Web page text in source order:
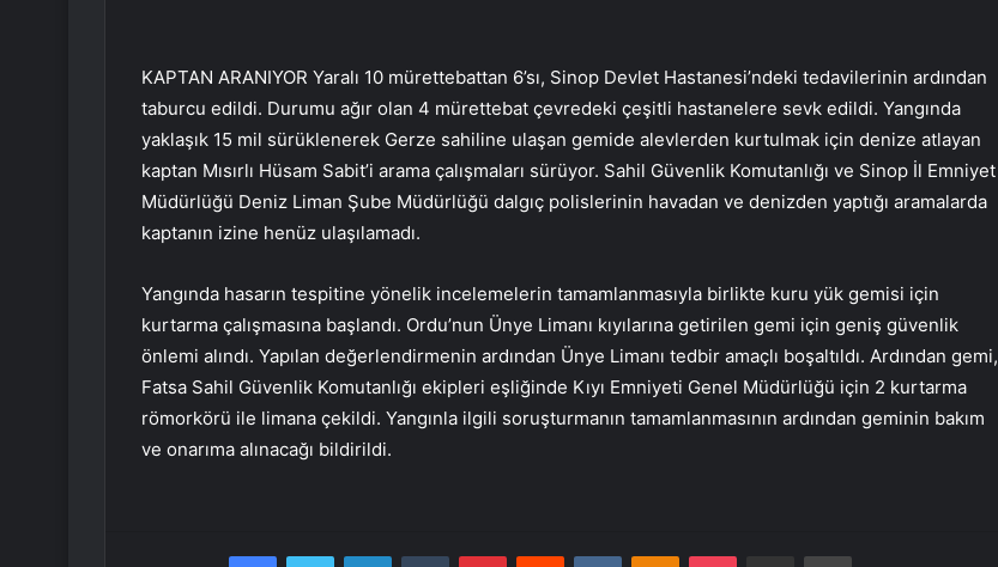
KAPTAN ARANIYOR Yaralı 10 mürettebattan 6’sı, Sinop Devlet Hastanesi’ndeki tedavilerinin ardından
taburcu edildi. Durumu ağır olan 4 mürettebat çevredeki çeşitli hastanelere sevk edildi. Yangında
yaklaşık 15 mil sürüklenerek Gerze sahiline ulaşan gemide alevlerden kurtulmak için denize atlayan
kaptan Mısırlı Hüsam Sabit’i arama çalışmaları sürüyor. Sahil Güvenlik Komutanlığı ve Sinop İl Emniyet
Müdürlüğü Deniz Liman Şube Müdürlüğü dalgıç polislerinin havadan ve denizden yaptığı aramalarda
kaptanın izine henüz ulaşılamadı.
Yangında hasarın tespitine yönelik incelemelerin tamamlanmasıyla birlikte kuru yük gemisi için
kurtarma çalışmasına başlandı. Ordu’nun Ünye Limanı kıyılarına getirilen gemi için geniş güvenlik
önlemi alındı. Yapılan değerlendirmenin ardından Ünye Limanı tedbir amaçlı boşaltıldı. Ardından gemi,
Fatsa Sahil Güvenlik Komutanlığı ekipleri eşliğinde Kıyı Emniyeti Genel Müdürlüğü için 2 kurtarma
römorkörü ile limana çekildi. Yangınla ilgili soruşturmanın tamamlanmasının ardından geminin bakım
ve onarıma alınacağı bildirildi.
FacebookTwitter LinkedInTumblr PinterestReddit VKontakteOdnoklassniki
Pocket E-Posta ile paylaş Yazdır